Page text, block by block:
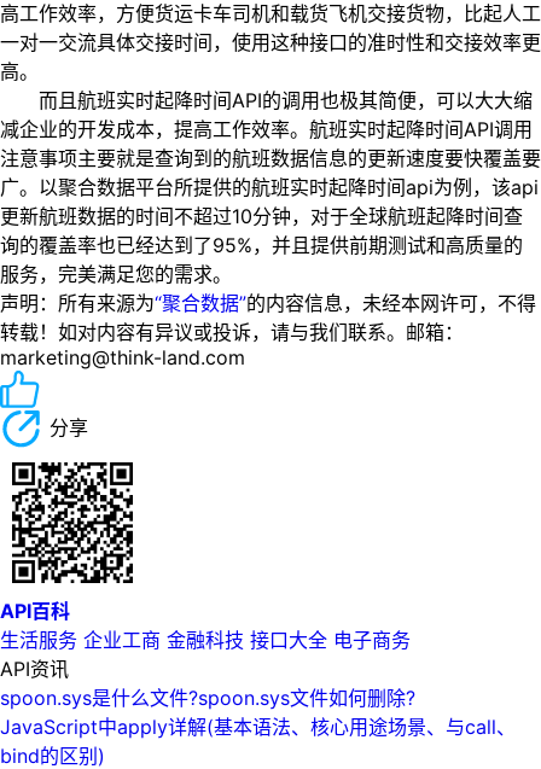
高工作效率，方便货运卡车司机和载货飞机交接货物，比起人工
一对一交流具体交接时间，使用这种接口的准时性和交接效率更
高。
而且航班实时起降时间API的调用也极其简便，可以大大缩
减企业的开发成本，提高工作效率。航班实时起降时间API调用
注意事项主要就是查询到的航班数据信息的更新速度要快覆盖要
广。以聚合数据平台所提供的航班实时起降时间api为例，该api
更新航班数据的时间不超过10分钟，对于全球航班起降时间查
询的覆盖率也已经达到了95%，并且提供前期测试和高质量的
服务，完美满足您的需求。
声明：所有来源为“聚合数据”的内容信息，未经本网许可，不得
转载！如对内容有异议或投诉，请与我们联系。邮箱：
marketing@think-land.com
分享
API百科
生活服务 企业工商 金融科技 接口大全 电子商务
API资讯
spoon.sys是什么文件?spoon.sys文件如何删除?
JavaScript中apply详解(基本语法、核心用途场景、与call、
bind的区别)